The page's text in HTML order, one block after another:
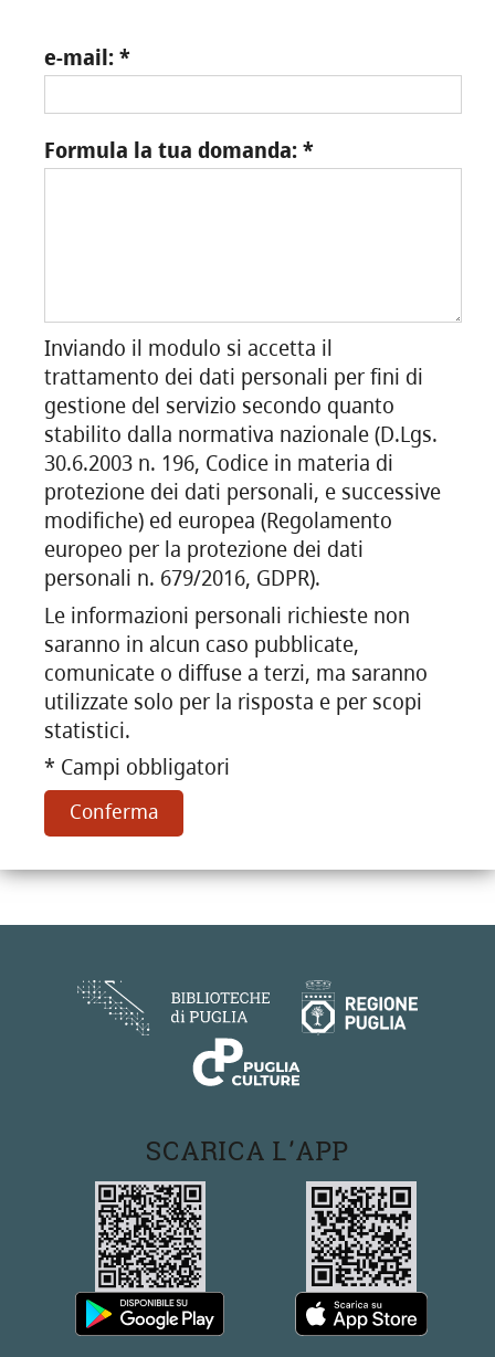
e-mail:
Formula la tua domanda:
Inviando il modulo si accetta il
trattamento dei dati personali per fini di
gestione del servizio secondo quanto
stabilito dalla normativa nazionale (D.Lgs.
30.6.2003 n. 196, Codice in materia di
protezione dei dati personali, e successive
modifiche) ed europea (Regolamento
europeo per la protezione dei dati
personali n. 679/2016, GDPR).
Le informazioni personali richieste non
saranno in alcun caso pubblicate,
comunicate o diffuse a terzi, ma saranno
utilizzate solo per la risposta e per scopi
statistici.
* Campi obbligatori
Conferma
SCARICA L'APP